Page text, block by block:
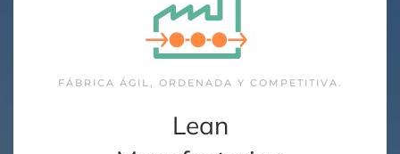
FÁBRICA ÁGIL, ORDENADA Y COMPETITIVA.
Lean